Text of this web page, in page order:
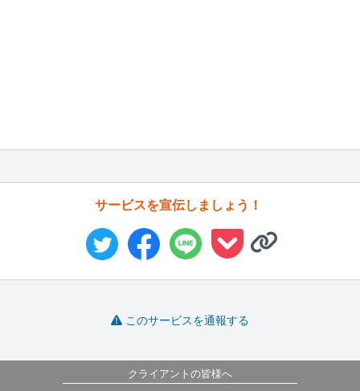
サービスを宣伝しましょう！
このサービスを通報する
クライアントの皆様へ